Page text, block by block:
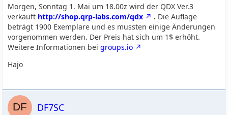
Morgen, Sonntag 1. Mai um 18.00z wird der QDX Ver.3
verkauft http://shop.qrp-labs.com/qdx . Die Auflage
beträgt 1900 Exemplare und es mussten einige Änderungen
vorgenommen werden. Der Preis hat sich um 1$ erhöht.
Weitere Informationen beigroups.io
Hajo
DF7SC